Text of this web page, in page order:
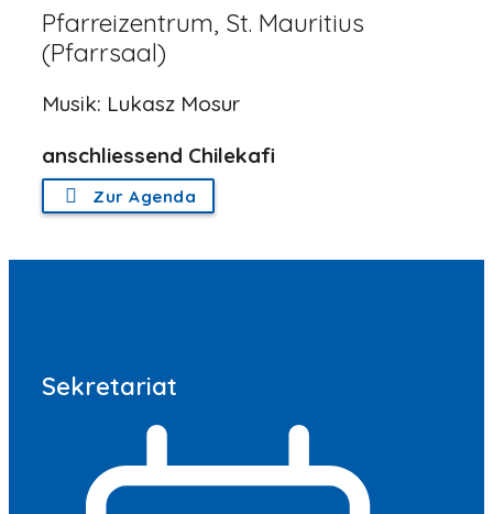
Pfarreizentrum, St. Mauritius
(Pfarrsaal)
Musik: Lukasz Mosur
anschliessend Chilekafi
Zur Agenda
Sekretariat